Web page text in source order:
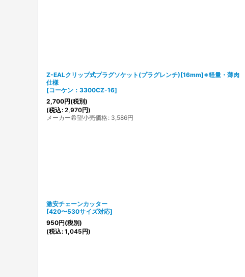
Z-EALクリップ式プラグソケット(プラグレンチ)[16mm]※軽量・薄肉
仕様
[コーケン：3300CZ-16]
2,700円(税別)
(税込: 2,970円)
メーカー希望小売価格: 3,586円
激安チェーンカッター
[420〜530サイズ対応]
950円(税別)
(税込: 1,045円)